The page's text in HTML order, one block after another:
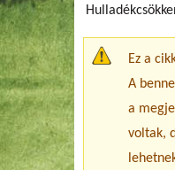
Ez a
A
a
voltak,